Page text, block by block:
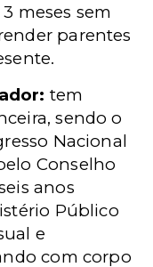
meses sem
parentes
tem
sendo o
Nacional
Conselho
anos
Público
e
com corpo